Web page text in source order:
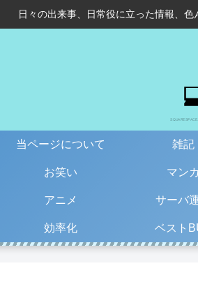
日々の出来事、日常役に立った情報、
当ページについて 雑記
お笑い マン
アニメ サーバ
効率化 ベスト